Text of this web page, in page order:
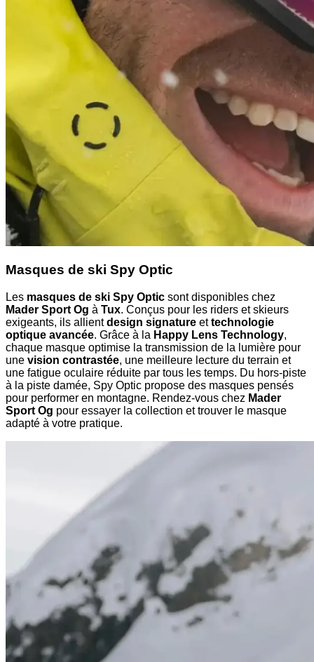
Masques de ski Spy Optic
Les masques de ski Spy Optic sont disponibles chez
Mader Sport Og à Tux. Conçus pour les riders et skieurs
exigeants, ils allientdesign signature ettechnologie
optique avancée. Grâce à la Happy Lens Technology,
chaque masque optimise la transmission de la lumière pour
une vision contrastée, une meilleure lecture du terrain et
une fatigue oculaire réduite par tous les temps. Du hors-piste
à la piste damée, Spy Optic propose des masques pensés
pour performer en montagne. Rendez-vous chez Mader
Sport Og pour essayer la collection et trouver le masque
adapté à votre pratique.